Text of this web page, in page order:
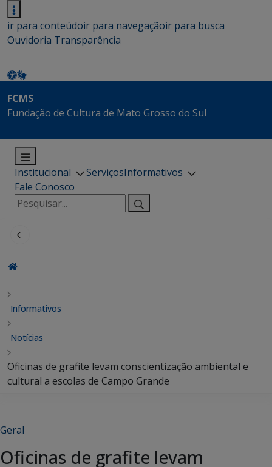
ir para conteúdoir para navegaçãoir para busca
Ouvidoria Transparência
FCMS
Fundação de Cultura de Mato Grosso do Sul
Institucional ServiçosInformativos
Fale Conosco
Pesquisar
por:
Informativos
Notícias
Oficinas de grafite levam conscientização ambiental e
cultural a escolas de Campo Grande
Geral
Oficinas de grafite levam